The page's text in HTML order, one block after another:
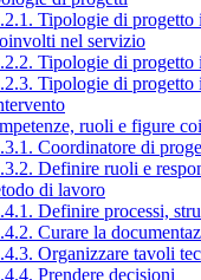
Tipologie di progetto
nel servizio
Tipologie di progetto
Tipologie di progetto
ruoli e figure
Coordinatore di
Definire ruoli e
di lavoro
Definire processi,
Curare la
Organizzare tavoli
Prendere decisioni